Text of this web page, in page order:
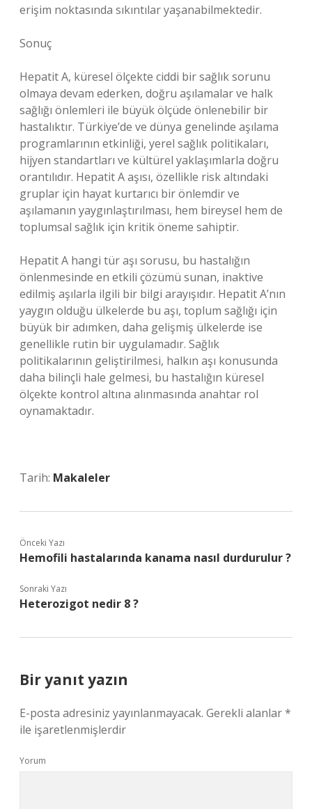
erişim noktasında sıkıntılar yaşanabilmektedir.
Sonuç
Hepatit A, küresel ölçekte ciddi bir sağlık sorunu
olmaya devam ederken, doğru aşılamalar ve halk
sağlığı önlemleri ile büyük ölçüde önlenebilir bir
hastalıktır. Türkiye’de ve dünya genelinde aşılama
programlarının etkinliği, yerel sağlık politikaları,
hijyen standartları ve kültürel yaklaşımlarla doğru
orantılıdır. Hepatit A aşısı, özellikle risk altındaki
gruplar için hayat kurtarıcı bir önlemdir ve
aşılamanın yaygınlaştırılması, hem bireysel hem de
toplumsal sağlık için kritik öneme sahiptir.
Hepatit A hangi tür aşı sorusu, bu hastalığın
önlenmesinde en etkili çözümü sunan, inaktive
edilmiş aşılarla ilgili bir bilgi arayışıdır. Hepatit A’nın
yaygın olduğu ülkelerde bu aşı, toplum sağlığı için
büyük bir adımken, daha gelişmiş ülkelerde ise
genellikle rutin bir uygulamadır. Sağlık
politikalarının geliştirilmesi, halkın aşı konusunda
daha bilinçli hale gelmesi, bu hastalığın küresel
ölçekte kontrol altına alınmasında anahtar rol
oynamaktadır.
Tarih: Makaleler
Önceki Yazı
Hemofili hastalarında kanama nasıl durdurulur ?
Sonraki Yazı
Heterozigot nedir 8 ?
Bir yanıt yazın
E-posta adresiniz yayınlanmayacak. Gerekli alanlar*
ile işaretlenmişlerdir
Yorum